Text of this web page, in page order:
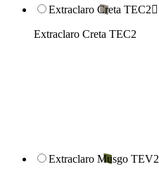
Extraclaro Creta TEC2
Extraclaro Creta TEC2
Extraclaro Musgo TEV2